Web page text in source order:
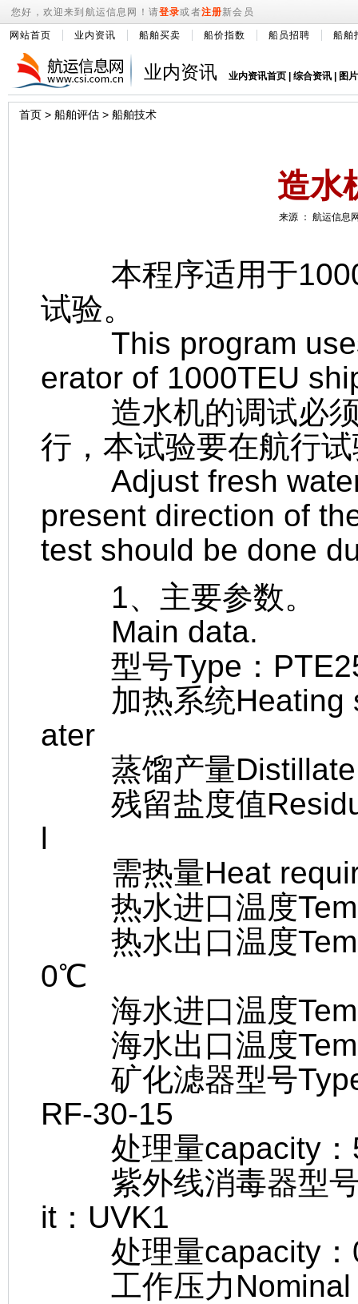
您好，欢迎来到航运信息网！请登录或者注册新会员
网站首页 业内资讯 船舶买卖 船价指数 船员招聘 船舶
业内资讯 业内资讯首页 综合资讯 图
首页 > 船舶评估 > 船舶技术
造水
来源 ： 航运信
本程序适用于
试验。
This program uses
erator of 1000TEU
造水机的调试必须
行，本试验要在航行
Adjust fresh water
present direction of
test should be done
1、主要参数。
Main data.
型号Type：
加热系统Heating
ater
蒸馏产量Distillate
残留盐度值
l
需热量Heat
热水进口温度
热水出口温度
0℃
海水进口温度
海水出口温度
矿化滤器型号Type
RF-30-15
处理量capacity：
紫外线消毒器型号
it：UVK1
处理量capacity：
工作压力Nominal